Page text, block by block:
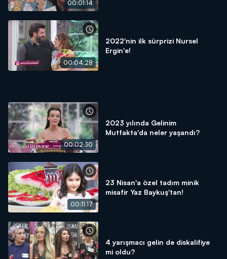
00:01:14
00:04:28
2022'nin ilk sürprizi Nursel
Ergin'e!
00:02:30
2023 yılında Gelinim
Mutfakta'da neler yaşandı?
00:11:17
23 Nisan'a özel tadım minik
misafir Yaz Baykuş'tan!
4 yarışmacı gelin de diskalifiye
mi oldu?